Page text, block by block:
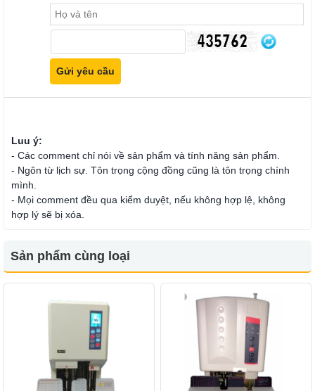
Luu ý:
- Các comment chỉ nói về sản phẩm và tính năng sản phẩm.
- Ngôn từ lịch sự. Tôn trọng cộng đồng cũng là tôn trọng chính
mình.
- Mọi comment đều qua kiểm duyệt, nếu không hợp lệ, không
hợp lý sẽ bị xóa.
Sản phẩm cùng loại